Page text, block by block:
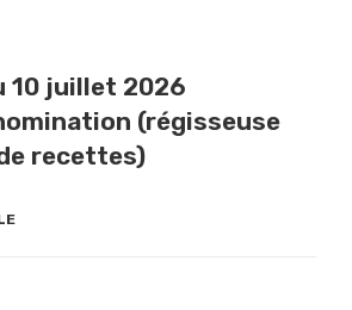
10 juillet 2026
(régisseuse
recettes)